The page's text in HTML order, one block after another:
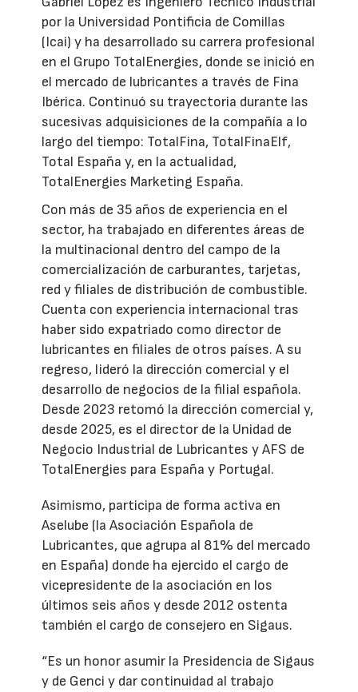
por la Universidad Pontificia de Comillas
(Icai) y ha desarrollado su carrera profesional
en el Grupo TotalEnergies, donde se inició en
el mercado de lubricantes a través de Fina
Ibérica. Continuó su trayectoria durante las
sucesivas adquisiciones de la compañía a lo
largo del tiempo: TotalFina, TotalFinaElf,
Total España y, en la actualidad,
TotalEnergies Marketing España.
Con más de 35 años de experiencia en el
sector, ha trabajado en diferentes áreas de
la multinacional dentro del campo de la
comercialización de carburantes, tarjetas,
red y filiales de distribución de combustible.
Cuenta con experiencia internacional tras
haber sido expatriado como director de
lubricantes en filiales de otros países. A su
regreso, lideró la dirección comercial y el
desarrollo de negocios de la filial española.
Desde 2023 retomó la dirección comercial y,
desde 2025, es el director de la Unidad de
Negocio Industrial de Lubricantes y AFS de
TotalEnergies para España y Portugal.
Asimismo, participa de forma activa en
Aselube (la Asociación Española de
Lubricantes, que agrupa al 81% del mercado
en España) donde ha ejercido el cargo de
vicepresidente de la asociación en los
últimos seis años y desde 2012 ostenta
también el cargo de consejero en Sigaus.
“Es un honor asumir la Presidencia de Sigaus
y de Genci y dar continuidad al trabajo